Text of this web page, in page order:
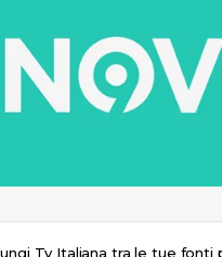
Tv Italiana tra le tue fonti